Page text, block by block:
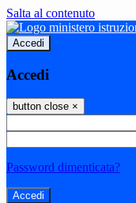
Salta al contenuto
Accedi
Accedi
button close ×
Password dimenticata?